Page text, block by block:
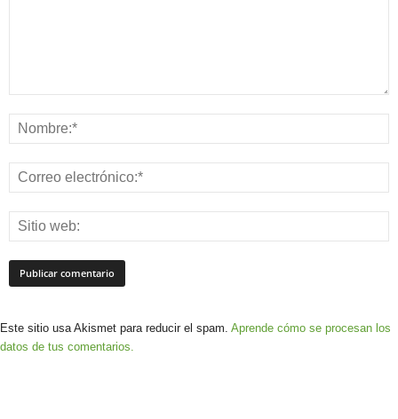
Este sitio usa Akismet para reducir el spam. Aprende cómo se procesan los
datos de tus comentarios.